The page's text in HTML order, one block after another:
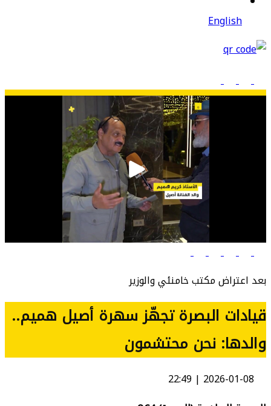
English
بعد اعتراض مكتب خامنئي والوزير
قيادات البصرة تجهّز سهرة أصيل هميم..
والدها: نحن محتشمون
2026-01-08 | 22:49